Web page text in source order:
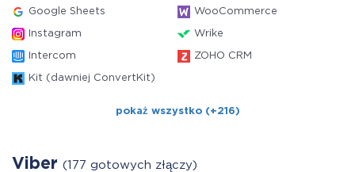
Google Sheets WooCommerce
Instagram Wrike
Intercom ZOHO CRM
Kit (dawniej ConvertKit)
pokaż wszystko (+216)
Viber (177 gotowych złączy)